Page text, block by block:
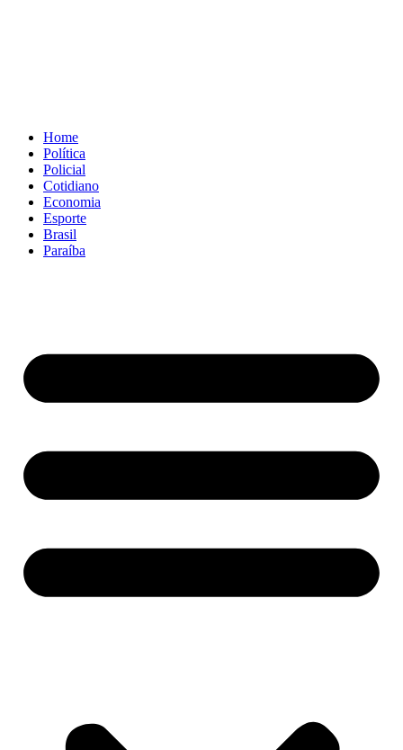
Home
Política
Policial
Cotidiano
Economia
Esporte
Brasil
Paraíba